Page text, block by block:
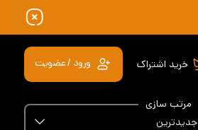
خرید اشتراک ورود / عضویت
مرتب سازی
جدیدترین